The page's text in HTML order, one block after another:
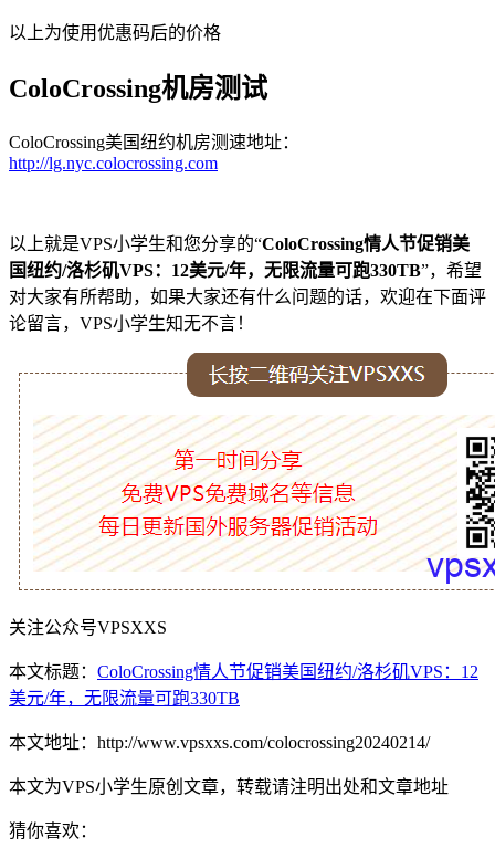
以上为使用优惠码后的价格
ColoCrossing机房测试
ColoCrossing美国纽约机房测速地址：
http://lg.nyc.colocrossing.com
以上就是VPS小学生和您分享的“ColoCrossing情人节促销美
国纽约/洛杉矶VPS：12美元/年，无限流量可跑330TB”，希望
对大家有所帮助，如果大家还有什么问题的话，欢迎在下面评
论留言，VPS小学生知无不言！
关注公众号VPSXXS
本文标题： ColoCrossing情人节促销美国纽约/洛杉矶VPS：12
美元/年，无限流量可跑330TB
本文地址：http://www.vpsxxs.com/colocrossing20240214/
本文为VPS小学生原创文章，转载请注明出处和文章地址
猜你喜欢：